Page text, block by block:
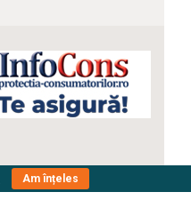
Am înțeles